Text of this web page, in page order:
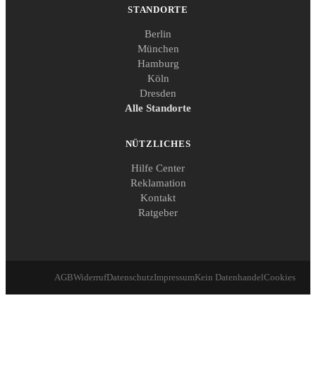
STANDORTE
Berlin
München
Hamburg
Köln
Dresden
Alle Standorte
NÜTZLICHES
Hilfe Center
Reklamation
Kontakt
Ratgeber
AGBWiderrufDatenschutzImpressumKein DatenhandelCookies